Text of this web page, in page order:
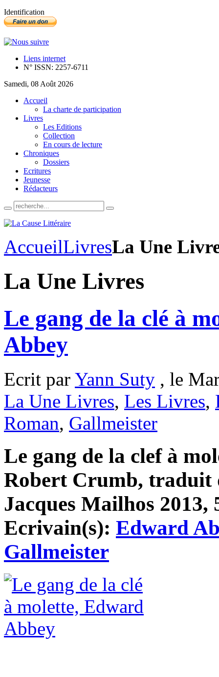
Identification
Liens internet
N° ISSN: 2257-6711
Samedi, 08 Août 2026
Accueil
La charte de participation
Livres
Les Editions
Collection
En cours de lecture
Chroniques
Dossiers
Ecritures
Jeunesse
Rédacteurs
AccueilLivresLa Une
La Une Livres
Le gang de la clé à
Abbey
Ecrit par Yann Suty , le
La Une Livres, Les Livres,
Roman, Gallmeister
Le gang de la clef à
Robert Crumb, traduit
Jacques Mailhos 2013,
Ecrivain(s): Edward
Gallmeister